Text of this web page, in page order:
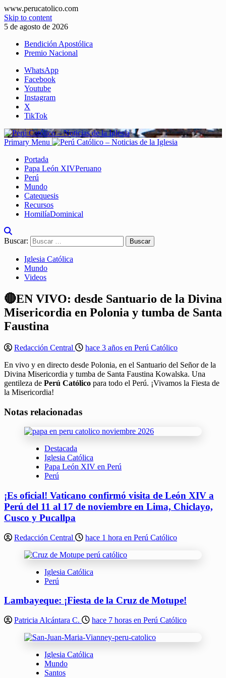
www.perucatolico.com
Skip to content
5 de agosto de 2026
Bendición Apostólica
Premio Nacional
WhatsApp
Facebook
Youtube
Instagram
X
TikTok
Primary Menu
Portada
Papa León XIVPeruano
Perú
Mundo
Catequesis
Recursos
HomilíaDominical
Buscar:
Iglesia Católica
Mundo
Videos
🔴EN VIVO: desde Santuario de la Divina
Misericordia en Polonia y tumba de Santa
Faustina
Redacción Central
hace 3 años en Perú Católico
En vivo y en directo desde Polonia, en el Santuario del Señor de la
Divina Misericordia y tumba de Santa Faustina Kowalska. Una
gentileza de Perú Católico para todo el Perú. ¡Vivamos la Fiesta de
la Misericordia!
Notas relacionadas
Destacada
Iglesia Católica
Papa León XIV en Perú
Perú
¡Es oficial! Vaticano confirmó visita de León XIV a
Perú del 11 al 17 de noviembre en Lima, Chiclayo,
Cusco y Pucallpa
Redacción Central hace 1 hora en Perú Católico
Iglesia Católica
Perú
Lambayeque: ¡Fiesta de la Cruz de Motupe!
Patricia Alcántara C. hace 7 horas en Perú Católico
Iglesia Católica
Mundo
Santos